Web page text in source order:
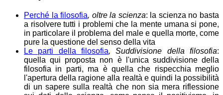
Perché la filosofia, oltre la scienza: la scienza no basta
a risolvere tutti i problemi che la mente umana si pone,
in particolare il problema del male e quella morte, come
pure la questione del senso della vita
Le parti della filosofia, Suddivisione della filosofia:
quella qui proposta non è l'unica suddivisione della
filosofia in parti, ma è quella che rispecchia meglio
l'apertura della ragione alla realtà e quindi la possibilità
di un sapere sulla realtà che non sia mera riflessione